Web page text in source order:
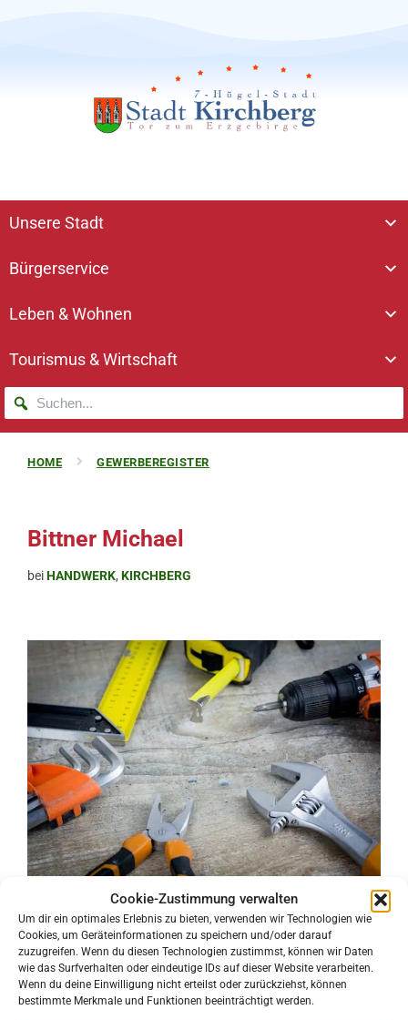
Cookie-Zustimmung verwalten
Um dir ein optimales Erlebnis zu bieten, verwenden wir Technologien wie
Cookies, um Geräteinformationen zu speichern und/oder darauf
zuzugreifen. Wenn du diesen Technologien zustimmst, können wir Daten
wie das Surfverhalten oder eindeutige IDs auf dieser Website verarbeiten.
Wenn du deine Einwilligung nicht erteilst oder zurückziehst, können
bestimmte Merkmale und Funktionen beeinträchtigt werden.
Unsere Stadt
Bürgerservice
Leben & Wohnen
Tourismus & Wirtschaft
HOME GEWERBEREGISTER
Bittner Michael
beiHANDWERK, KIRCHBERG
Kontaktperson:
Michael Bittner
Kurz-Beschreibung:
Fliesen-, Platten- und Masaiklegearbeiten, Trockenbau,
Hausmeisterservice einschl. Winterdienst,